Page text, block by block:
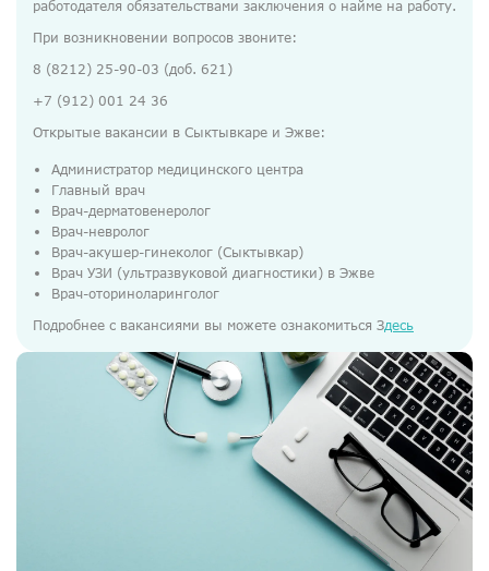
работодателя обязательствами заключения о найме на работу.
При возникновении вопросов звоните:
8 (8212) 25-90-03 (доб. 621)
+7 (912) 001 24 36
Открытые вакансии в Сыктывкаре и Эжве:
Администратор медицинского центра
Главный врач
Врач-дерматовенеролог
Врач-невролог
Врач-акушер-гинеколог (Сыктывкар)
Врач УЗИ (ультразвуковой диагностики) в Эжве
Врач-оториноларинголог
Подробнее с вакансиями вы можете ознакомиться Здесь